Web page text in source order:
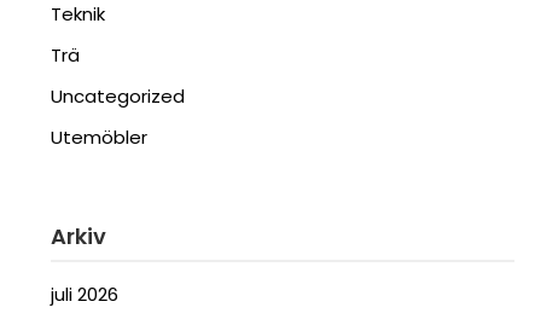
Teknik
Trä
Uncategorized
Utemöbler
Arkiv
juli 2026